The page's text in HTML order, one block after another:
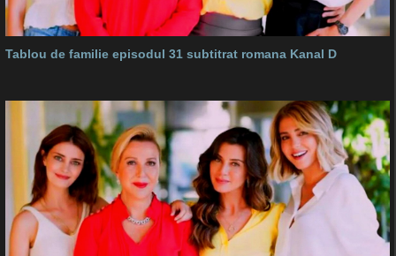
Tablou de familie episodul 31 subtitrat romana Kanal D